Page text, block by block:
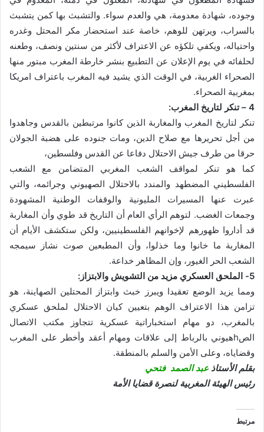
وجوده، شهادة معدومة، هي والعدم سواء. والتشبث بها كمن يتشبث
بالسراب، ويرتهن للوهم، خاصة عند استحضار مكر المحتل وغدره
واحتياله، ويكفي تلكؤه عن الاعتراف لأكثر من سنتين ونصف، وطعنه
لحلفائه في يوم الإعلان عن التطبيع بنشر خارطة المغرب مبتور منها
الصحراء الغربية، في الوقت الذي يشيد فيه المغرب باعتراف امريكا
بمغربية الصحراء.
4 – تنكر لتاريخ المغرب:
تنكر لتاريخ المغرب والمغاربة الذين كانوا مرتبطين بالقدس وجاهدوا
من أجل تحريرها مع صلاح الدين، ومات جنوده على هضبة الجولان
حرقا من طرف جيش الاحتلال دفاعا عن القدس وفلسطين،
كما هو تنكر لمواقف الشعب المغربي المتضامن مع الشعب
الفلسطيني المضطهد والمندد بالاحتلال الصهيوني وجرائمه، والتي
عبرت عنها المسيرات المليونية والوقفات الوطنية المشهودة
وجمعات الغضب. لتوهم الرأي العام أن التاريخ قد طوي وأن المغاربة
قد أداروا ظهورهم لإخوانهم الفلسطينيين، ولكن ستكشف الأيام أن
المغاربة ما خانوا وما خذلوا، وأن المطبعين صوت نشاز سيمجه
الشعب الحر الغيور، وإن المظاهر خداعة.
5- الملحق العسكري مزيد من التشويش والابتزاز:
ومما يزيد الوضع تعقيدا ويبرز خبث وابتزاز المحتلين الصهاينة، هو
تزامن هذا الاعتراف الوهم بتعيين كيان الاحتلال لملحق عسكري
بالمغرب، دو مهام استخباراتية عسكرية تتجاوز مكتب الاتصال
الصhهيوني بالرباط إلى علاقات ومهام أعقد وأخطر على المغرب
وقضاياه، وعلى الأمن والسلم بالمنطقة.
بقلم الأستاذ عبد الصمد فتحي
رئيس الهيئة المغربية لنصرة قضايا الأمة
مرتبط